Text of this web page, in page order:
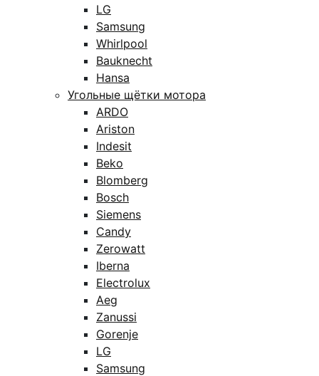
LG
Samsung
Whirlpool
Bauknecht
Hansa
Угольные щётки мотора
ARDO
Ariston
Indesit
Beko
Blomberg
Bosch
Siemens
Candy
Zerowatt
Iberna
Electrolux
Aeg
Zanussi
Gorenje
LG
Samsung